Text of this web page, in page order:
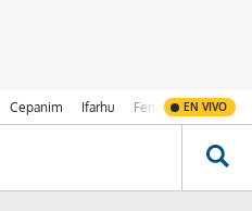
Cepanim Ifarhu Fenómeno de El
EN VIVO